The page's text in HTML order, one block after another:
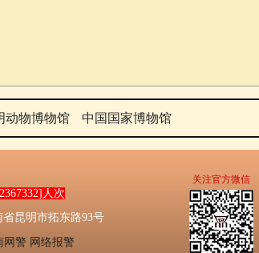
动物博物馆 中国国家博物馆
人次
省昆明市拓东路93号
网警 网络报警
关注官方微信